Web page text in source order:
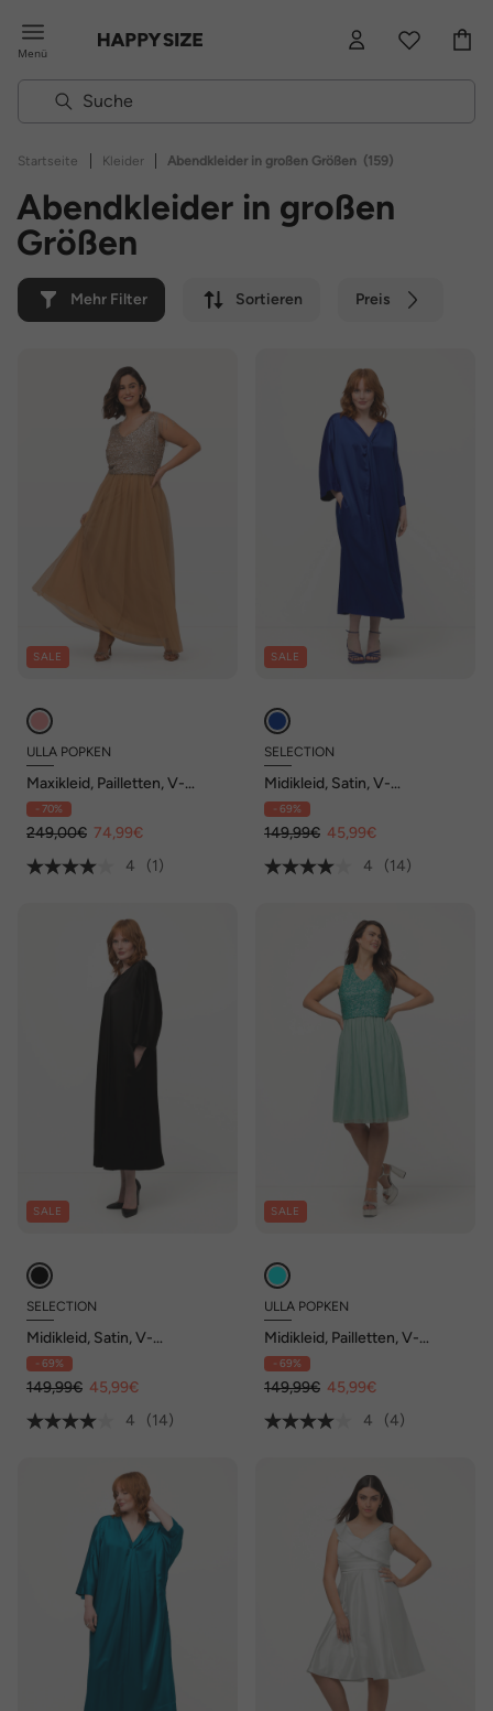
Menü
Startseite | Kleider | Abendkleider in großen Größen (159)
Abendkleider in großen
Größen
Mehr Filter Sortieren Preis
SALE
ULLA POPKEN
Maxikleid, Pailletten, V-
Ausschnitt, ärmellos
- 70%
249,00€ 74,99€
4
(1)
SALE
SELECTION
Midikleid, Satin, V-
Ausschnitt, Halbarm,
Taschen
- 69%
149,99€ 45,99€
4
(14)
SALE
SELECTION
Midikleid, Satin, V-
Ausschnitt, Halbarm,
Taschen
- 69%
149,99€ 45,99€
4
(14)
SALE
ULLA POPKEN
Midikleid, Pailletten, V-
Ausschnitt, ärmellos
- 69%
149,99€ 45,99€
4
(4)